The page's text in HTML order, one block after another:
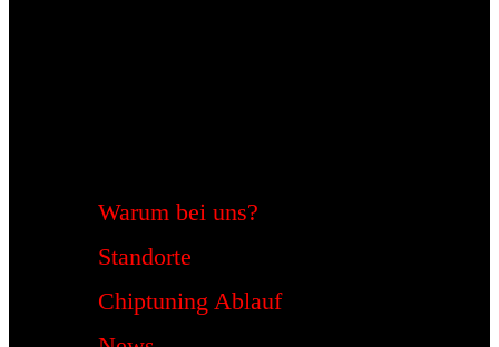
Warum bei uns?
Standorte
Chiptuning Ablauf